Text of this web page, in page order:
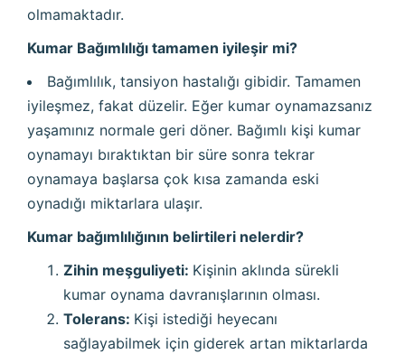
olmamaktadır.
Kumar Bağımlılığı tamamen iyileşir mi?
Bağımlılık, tansiyon hastalığı gibidir. Tamamen
iyileşmez, fakat düzelir. Eğer kumar oynamazsanız
yaşamınız normale geri döner. Bağımlı kişi kumar
oynamayı bıraktıktan bir süre sonra tekrar
oynamaya başlarsa çok kısa zamanda eski
oynadığı miktarlara ulaşır.
Kumar bağımlılığının belirtileri nelerdir?
Zihin meşguliyeti: Kişinin aklında sürekli
kumar oynama davranışlarının olması.
Tolerans: Kişi istediği heyecanı
sağlayabilmek için giderek artan miktarlarda